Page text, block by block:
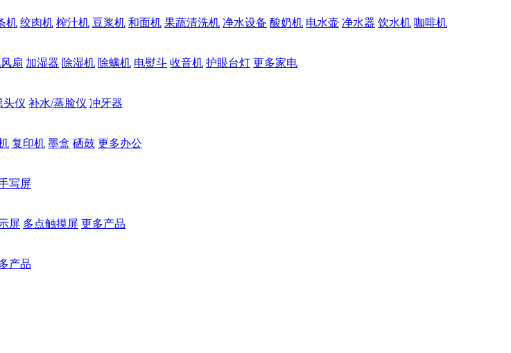
机 绞肉机 榨汁机 豆浆机 和面机 果蔬清洗机 净水设备 酸奶机 电水壶 净水器 饮水机 咖啡机
扇 加湿器 除湿机 除螨机 电熨斗 收音机 护眼台灯 更多家电
头仪 补水/蒸脸仪 冲牙器
复印机 墨盒 硒鼓 更多办公
写屏
屏 多点触摸屏 更多产品
产品